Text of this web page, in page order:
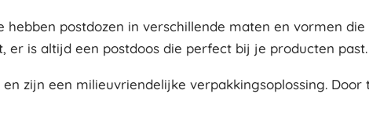
postdozen in verschillende maten en vormen
is altijd een postdoos die perfect bij je producten past.
zijn een milieuvriendelijke verpakkingsoplossing. Door